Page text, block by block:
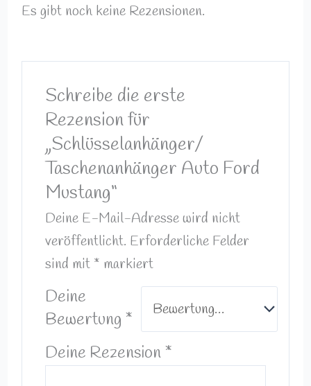
Es gibt noch keine Rezensionen.
Schreibe die erste
Rezension für
„Schlüsselanhänger/
Taschenanhänger Auto Ford
Mustang“
Deine E-Mail-Adresse wird nicht
veröffentlicht. Erforderliche Felder
sind mit * markiert
Deine
Bewertung *
Deine Rezension*